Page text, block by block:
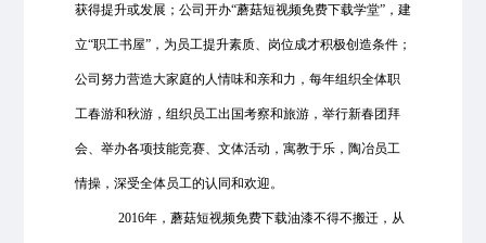
获得提升或发展；公司 开办“蘑菇短视频免费下载学堂”，建
立“职工书屋”，为员工提升素质、岗位成才积极创造条件；
公司 努力营造大家庭的人情味和亲和力，每年组织全体职
工春游和秋游，组织员工出国考察和旅游，举行新春团拜
会、举办各项技能竞赛、文体活动，寓教于乐，陶冶员工
情操，深受全体员工的认同和欢迎。
2016年，蘑菇短视频免费下载油漆不得不搬迁，从